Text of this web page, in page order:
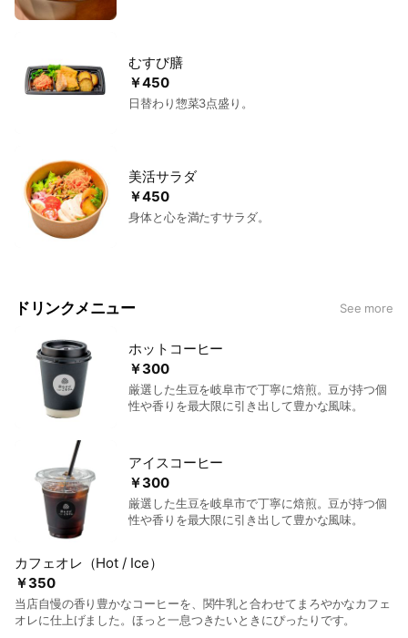
￥450
むすび膳
日替わり惣菜3点盛り。
￥450
美活サラダ
身体と心を満たすサラダ。
ドリンクメニュー See more
￥300
ホットコーヒー
厳選した生豆を岐阜市で丁寧に焙煎。豆が持つ個
性や香りを最大限に引き出して豊かな風味。
￥300
アイスコーヒー
厳選した生豆を岐阜市で丁寧に焙煎。豆が持つ個
性や香りを最大限に引き出して豊かな風味。
￥350
カフェオレ（Hot / Ice）
当店自慢の香り豊かなコーヒーを、関牛乳と合わせてまろやかなカフェ
オレに仕上げました。ほっと一息つきたいときにぴったりです。